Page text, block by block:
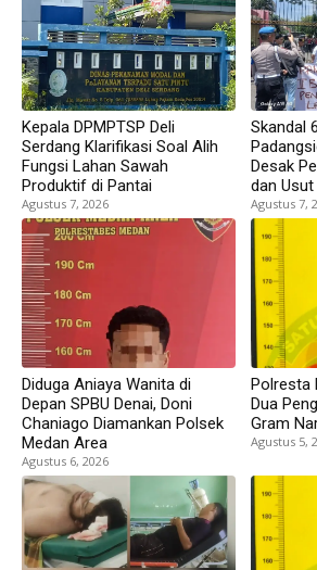
Kepala DPMPTSP Deli
Serdang Klarifikasi Soal Alih
Fungsi Lahan Sawah
Produktif di Pantai
Agustus 7, 2026
Skandal
Desak
dan
Agustus 7,
Diduga Aniaya Wanita di
Depan SPBU Denai, Doni
Chaniago Diamankan Polsek
Medan Area
Agustus 6, 2026
Polresta
Dua
Gram
Agustus 5,